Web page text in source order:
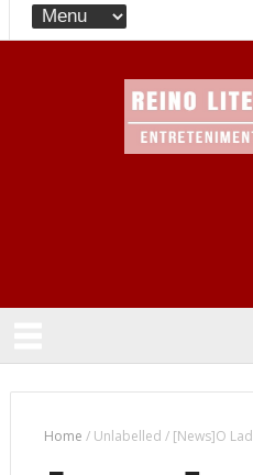
Home /Unlabelled / [News]O